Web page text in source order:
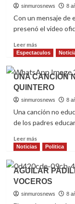
DIEGO
VERDAGUER
ANUNCIAN
GIRA
JUNTOS”
ESTADOS
UNIDOS
sinmurosnews 8
Con un mensaje de
presenó el video
Leer másRead
more
HA*ASH
PRESENTA
VIDEO
DE
SU
SENCILLO
NO
A
SUCEDER”
Espectaculos
UNA CANCIÓN
QUINTERO
sinmurosnews 8
Una canción no
de los padres
Leer másRead
more
UNA
CANCIÓN
NO
EDUCA
Noticias Politica
AGUILAR
VOCEROS
sinmurosnews 8